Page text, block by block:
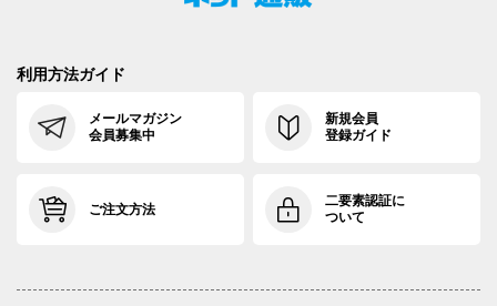
利用方法ガイド
メールマガジン
会員募集中
新規会員
登録ガイド
ご注文方法
二要素認証に
ついて